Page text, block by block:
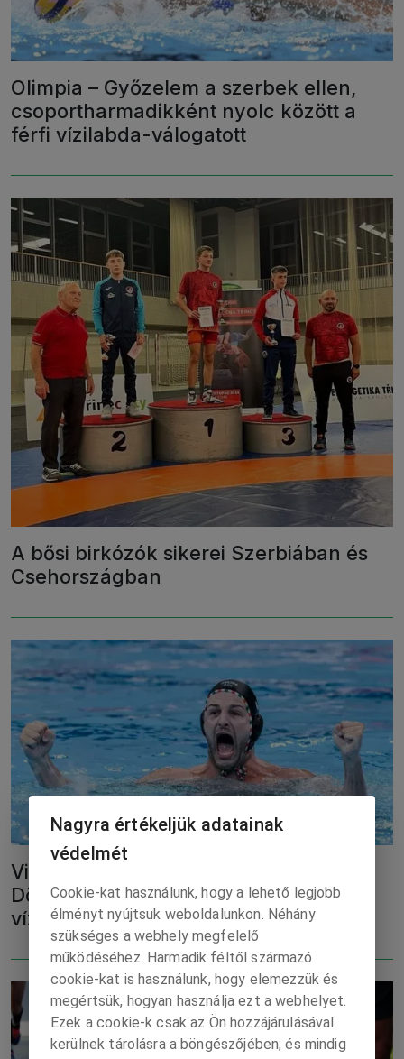
Olimpia – Győzelem a szerbek ellen,
csoportharmadikként nyolc között a
férfi vízilabda-válogatott
A bősi birkózók sikerei Szerbiában és
Csehországban
Vizes vb: Lenyűgöző győzelem –
Döntőben a magyar férfi és a női
vízilabda-válogatott!
Nagyra értékeljük adatainak
védelmét
Cookie-kat használunk, hogy a lehető legjobb
élményt nyújtsuk weboldalunkon. Néhány
szükséges a webhely megfelelő
működéséhez. Harmadik féltől származó
cookie-kat is használunk, hogy elemezzük és
megértsük, hogyan használja ezt a webhelyet.
Ezek a cookie-k csak az Ön hozzájárulásával
kerülnek tárolásra a böngészőjében; és mindig